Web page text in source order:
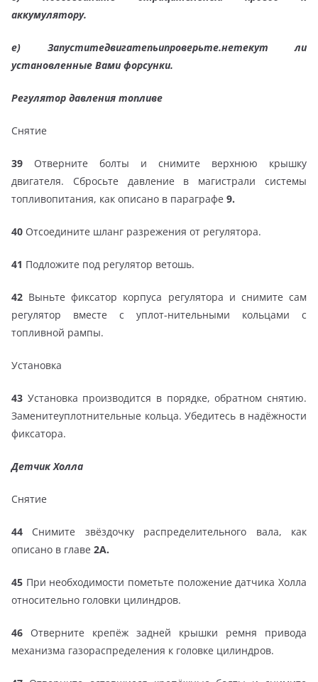
аккумулятору.
е)
Запуститедвигатепьипроверьте.нетекут ли
установленные Вами форсунки.
Регулятор давления топливе
Снятие
39 Отверните болты и снимите верхнюю крышку
двигателя. Сбросьте давление в магистрали системы
топливопитания, как описано в параграфе 9.
40 Отсоедините шланг разрежения от регулятора.
41 Подложите под регулятор ветошь.
42 Выньте фиксатор корпуса регулятора и снимите сам
регулятор вместе с уплот-нительными кольцами с
топливной рампы.
Установка
43 Установка производится в порядке, обратном снятию.
Заменитеуплотнительные кольца. Убедитесь в надёжности
фиксатора.
Детчик Холла
Снятие
44 Снимите звёздочку распределительного вала, как
описано в главе 2А.
45 При необходимости пометьте положение датчика Холла
относительно головки цилиндров.
46 Отверните крепёж задней крышки ремня привода
механизма газораспределения к головке цилиндров.